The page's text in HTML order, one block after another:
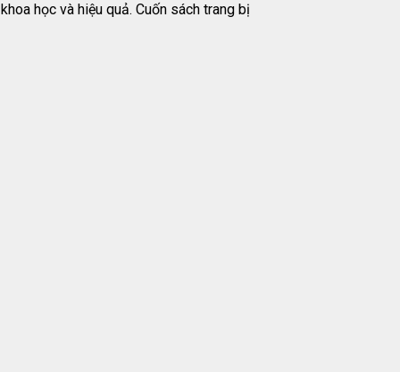
học và hiệu quả. Cuốn sách trang bị